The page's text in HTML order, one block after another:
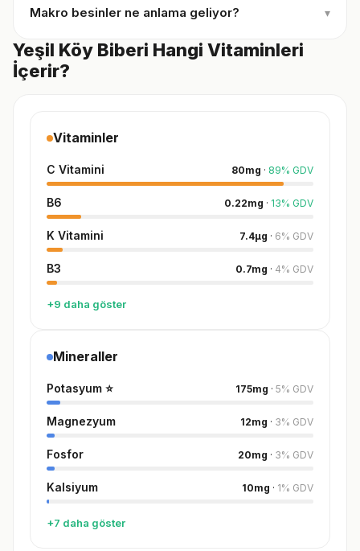
Makro besinler ne anlama geliyor? ▾
Yeşil Köy Biberi Hangi Vitaminleri
İçerir?
Vitaminler
C Vitamini 80mg · 89% GDV
B6 0.22mg · 13% GDV
K Vitamini 7.4µg · 6% GDV
B3 0.7mg · 4% GDV
+9 daha göster
Mineraller
Potasyum ⭐ 175mg · 5% GDV
Magnezyum 12mg · 3% GDV
Fosfor 20mg · 3% GDV
Kalsiyum 10mg · 1% GDV
+7 daha göster